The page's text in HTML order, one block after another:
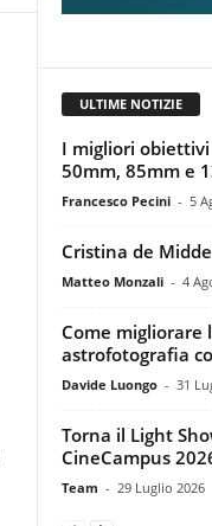
ULTIME NOTIZIE
I migliori
50mm, 85mm e
Francesco Pecini - 5
Cristina de
Matteo Monzali - 4
Come migliorare
astrofotografia
Davide Luongo - 31
Torna il Light
CineCampus
Team - 29 Luglio 2026